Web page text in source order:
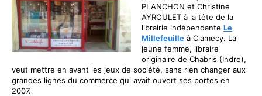
PLANCHON et Christine
AYROULET à la tête de la
librairie indépendante Le
Millefeuille à Clamecy. La
jeune femme, libraire
originaire de Chabris (Indre),
veut mettre en avant les jeux de société, sans rien changer aux
grandes lignes du commerce qui avait ouvert ses portes en
2007.